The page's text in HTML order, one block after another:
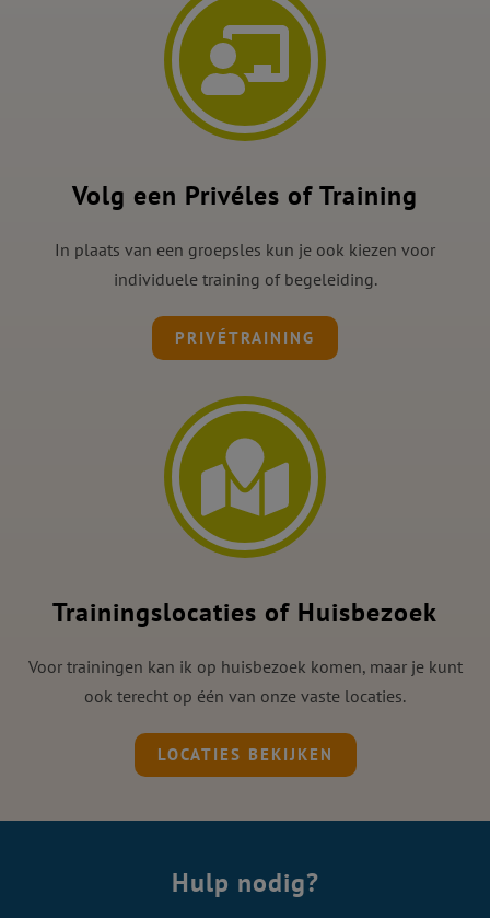
Volg een Privéles of Training
In plaats van een groepsles kun je ook kiezen voor
individuele training of begeleiding.
PRIVÉTRAINING
Trainingslocaties of Huisbezoek
Voor trainingen kan ik op huisbezoek komen, maar je kunt
ook terecht op één van onze vaste locaties.
LOCATIES BEKIJKEN
Hulp nodig?